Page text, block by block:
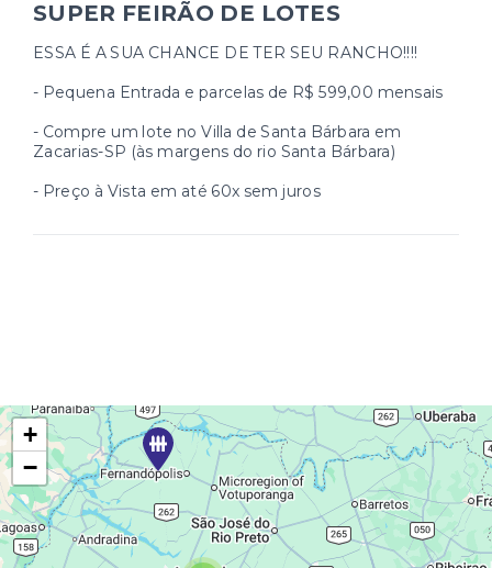
SUPER FEIRÃO DE LOTES
ESSA É A SUA CHANCE DE TER SEU RANCHO!!!!
- Pequena Entrada e parcelas de R$ 599,00 mensais
- Compre um lote no Villa de Santa Bárbara em
Zacarias-SP (às margens do rio Santa Bárbara)
- Preço à Vista em até 60x sem juros
+
−